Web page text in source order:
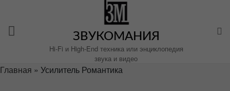
содержимому
ЗВУКОМАНИЯ
Hi-Fi и High-End техника или энциклопедия
звука и видео
Главная » Усилитель Романтика